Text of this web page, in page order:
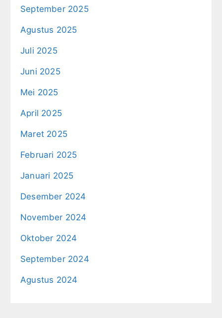
September 2025
Agustus 2025
Juli 2025
Juni 2025
Mei 2025
April 2025
Maret 2025
Februari 2025
Januari 2025
Desember 2024
November 2024
Oktober 2024
September 2024
Agustus 2024